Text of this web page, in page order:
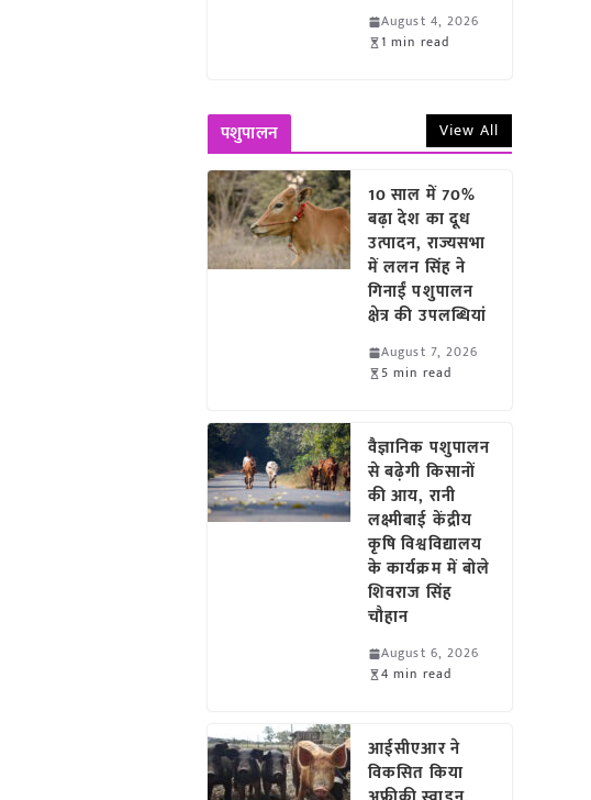
August 4, 2026
1 min read
पशुपालन View All
10 साल में 70%
बढ़ा देश का दूध
उत्पादन, राज्यसभा
में ललन सिंह ने
गिनाईं पशुपालन
क्षेत्र की उपलब्धियां
August 7, 2026
5 min read
वैज्ञानिक पशुपालन
से बढ़ेगी किसानों
की आय, रानी
लक्ष्मीबाई केंद्रीय
कृषि विश्वविद्यालय
के कार्यक्रम में बोले
शिवराज सिंह
चौहान
August 6, 2026
4 min read
आईसीएआर ने
विकसित किया